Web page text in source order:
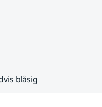
blåsig